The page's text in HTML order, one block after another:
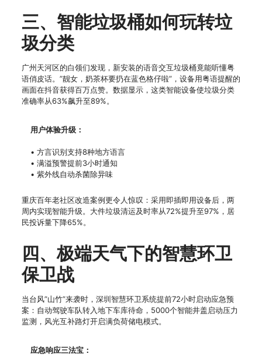
三、智能垃圾桶如何玩转垃
圾分类
广州天河区的白领们发现，新安装的语音交互垃圾桶竟能听懂粤
语俏皮话。”靓女，奶茶杯要扔在蓝色格仔啦”，设备用粤语提醒的
画面在抖音获得百万点赞。数据显示，这类智能设备使垃圾分类
准确率从63%飙升至89%。
用户体验升级：
• 方言识别支持8种地方语言
• 满溢预警提前3小时通知
• 紫外线自动杀菌除异味
重庆百年老社区改造案例更令人惊叹：采用即插即用设备后，两
周内实现智能升级。大件垃圾清运及时率从72%提升至97%，居
民投诉量下降65%。
四、极端天气下的智慧环卫
保卫战
当台风”山竹”来袭时，深圳智慧环卫系统提前72小时启动应急预
案：自动驾驶车队转入地下车库待命，5000个智能井盖启动压力
监测，风光互补路灯开启满负荷储电模式。
应急响应三法宝：